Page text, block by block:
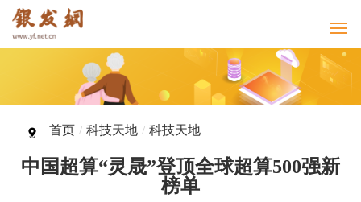
首页 / 科技天地 / 科技天地
中国超算“灵晟”登顶全球超算500强新
榜单